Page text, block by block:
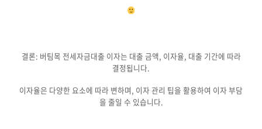
결론: 버팀목 전세자금대출 이자는 대출 금액, 이자율, 대출 기간에 따라
결정됩니다.
이자율은 다양한 요소에 따라 변하며, 이자 관리 팁을 활용하여 이자 부담
을 줄일 수 있습니다.